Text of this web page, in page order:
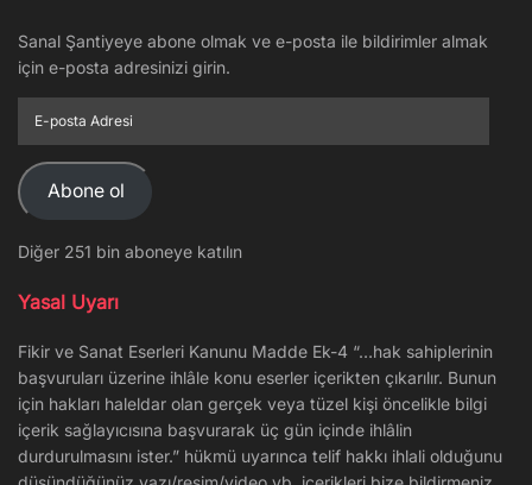
Sanal Şantiyeye abone olmak ve e-posta ile bildirimler almak
için e-posta adresinizi girin.
posta
Adresi
Abone ol
Diğer 251 bin aboneye katılın
Yasal Uyarı
Fikir ve Sanat Eserleri Kanunu Madde Ek-4 “…hak sahiplerinin
başvuruları üzerine ihlâle konu eserler içerikten çıkarılır. Bunun
için hakları haleldar olan gerçek veya tüzel kişi öncelikle bilgi
içerik sağlayıcısına başvurarak üç gün içinde ihlâlin
durdurulmasını ister.” hükmü uyarınca telif hakkı ihlali olduğunu